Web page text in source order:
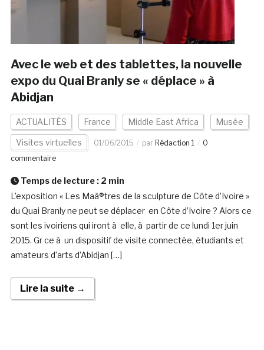
Avec le web et des tablettes, la nouvelle
expo du Quai Branly se « déplace » à
Abidjan
ACTUALITÉS France Middle East Africa Musée
Visites virtuelles 01/06/2015 par Rédaction 1
0
commentaire
Temps de lecture : 2 min
L’exposition « Les Maà®tres de la sculpture de Côte d’Ivoire »
du Quai Branly ne peut se déplacer en Côte d’Ivoire ? Alors ce
sont les ivoiriens qui iront à elle, à partir de ce lundi 1er juin
2015. Gr ce à un dispositif de visite connectée, étudiants et
amateurs d’arts d’Abidjan […]
Lire la suite →